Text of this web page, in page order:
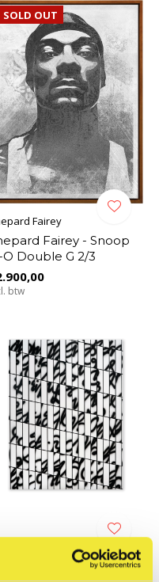
SOLD OUT
Fairey
Fairey - Snoop
O Double G 2/3
btw
Hill - Marguerite